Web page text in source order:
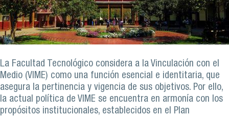
La Facultad Tecnológico considera a la Vinculación con el
Medio (VIME) como una función esencial e identitaria, que
asegura la pertinencia y vigencia de sus objetivos. Por ello,
la actual política de VIME se encuentra en armonía con los
propósitos institucionales, establecidos en el Plan